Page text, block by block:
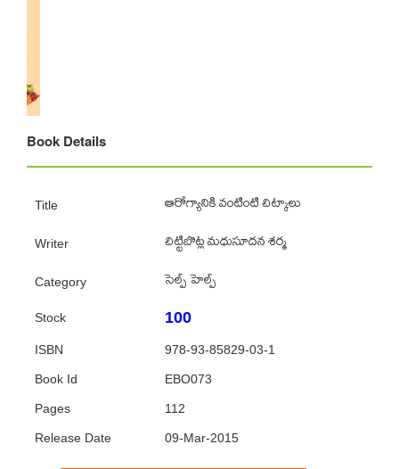
Book Details
Title ఆరోగ్యానికి వంటింటి చిట్కాలు
Writer చిట్టిబొట్ల మధుసూదన శర్మ
Category సెల్ప్ హెల్ప్
Stock 100
ISBN 978-93-85829-03-1
Book Id EBO073
Pages 112
Release Date 09-Mar-2015